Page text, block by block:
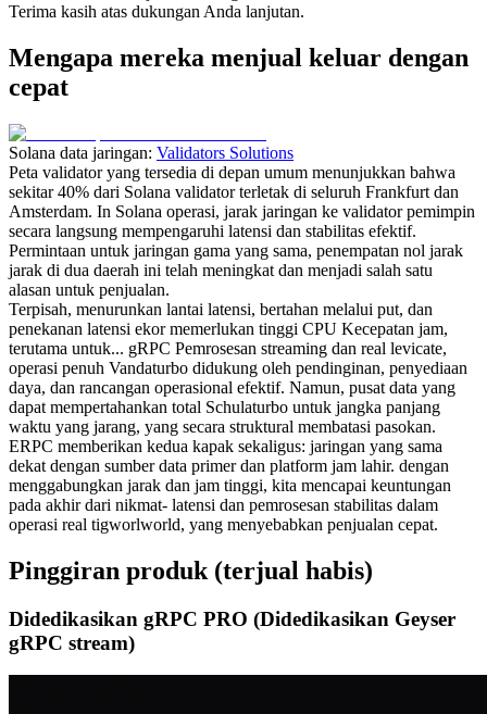
Terima kasih atas dukungan Anda lanjutan.
Mengapa mereka menjual keluar dengan
cepat
Solana data jaringan: Validators Solutions
Peta validator yang tersedia di depan umum menunjukkan bahwa
sekitar 40% dari Solana validator terletak di seluruh Frankfurt dan
Amsterdam. In Solana operasi, jarak jaringan ke validator pemimpin
secara langsung mempengaruhi latensi dan stabilitas efektif.
Permintaan untuk jaringan gama yang sama, penempatan nol jarak
jarak di dua daerah ini telah meningkat dan menjadi salah satu
alasan untuk penjualan.
Terpisah, menurunkan lantai latensi, bertahan melalui put, dan
penekanan latensi ekor memerlukan tinggi CPU Kecepatan jam,
terutama untuk... gRPC Pemrosesan streaming dan real levicate,
operasi penuh Vandaturbo didukung oleh pendinginan, penyediaan
daya, dan rancangan operasional efektif. Namun, pusat data yang
dapat mempertahankan total Schulaturbo untuk jangka panjang
waktu yang jarang, yang secara struktural membatasi pasokan.
ERPC memberikan kedua kapak sekaligus: jaringan yang sama
dekat dengan sumber data primer dan platform jam lahir. dengan
menggabungkan jarak dan jam tinggi, kita mencapai keuntungan
pada akhir dari nikmat- latensi dan pemrosesan stabilitas dalam
operasi real tigworlworld, yang menyebabkan penjualan cepat.
Pinggiran produk (terjual habis)
Didedikasikan gRPC PRO (Didedikasikan Geyser
gRPC stream)